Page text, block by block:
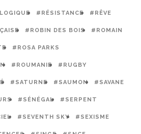
#RÉSISTANCE #RÊVE
#ROBIN DES BOIS #ROMAIN
#ROSA PARKS
#ROUMANIE #RUGBY
#SATURNE #SAUMON #SAVANE
#SÉNÉGAL #SERPENT
#SEVENTH SKY #SEXISME